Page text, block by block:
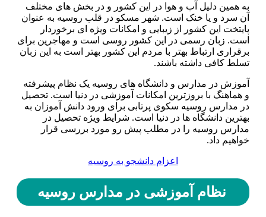
به همین دلیل آب و هوا در این کشور و در بخش های مختلف
آن سرد و یا خنک است. شهر مسکو در قلب روسیه به عنوان
پایتخت این کشور از زیبایی و امکانات ویژه ای برخوردار
است. زبان رسمی در این کشور روسی است و مهاجرین برای
برقراری ارتباط بهتر با مردم این کشور بهتر است به این زبان
تسلط کافی داشته باشند‌.
آموزش در مدارس و دانشگاه های روسیه یک نظام پیشرفته
و هماهنگ با بروزترین امکانات آموزشی در دنیا است. تحصیل
در مدارس روسیه سکوی پرتابی برای ورود دانش آموزان به
بهترین دانشگاه ها در دنیا است. شرایط ویژه تحصیل در
مدارس روسیه را در مطلب پیش رو مورد بررسی قرار
خواهیم داد.
اعزام دانشجو به روسیه
نظام آموزشی در مدارس روسیه